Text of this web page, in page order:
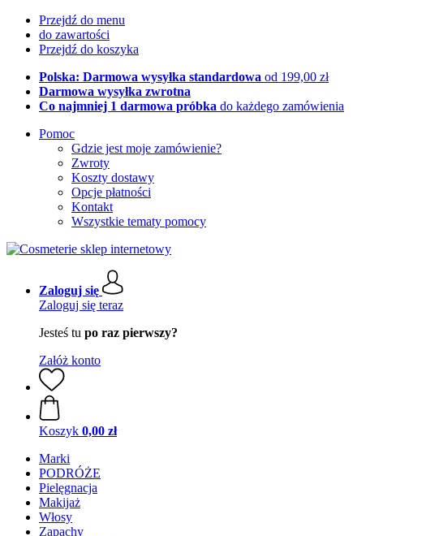
Przejdź do menu
do zawartości
Przejdź do koszyka
Polska: Darmowa wysyłka standardowa od 199,00 zł
Darmowa wysyłka zwrotna
Co najmniej 1 darmowa próbka do każdego zamówienia
Pomoc
Gdzie jest moje zamówienie?
Zwroty
Koszty dostawy
Opcje płatności
Kontakt
Wszystkie tematy pomocy
Zaloguj się
Zaloguj się teraz
Jesteś tu po raz pierwszy?
Załóż konto
Koszyk 0,00 zł
Marki
PODRÓŻE
Pielęgnacja
Makijaż
Włosy
Zapachy